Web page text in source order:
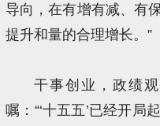
导向，在有增有减、有
提升和量的合理增长。”
干事创业，政绩
嘱：“‘十五五’已经开局